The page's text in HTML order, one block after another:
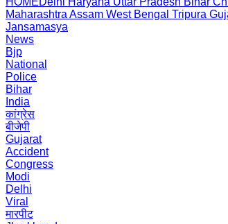
Maharashtra Assam West Bengal Tripura
Jansamasya
News
Bjp
National
Police
Bihar
India
कांग्रेस
बीजेपी
Gujarat
Accident
Congress
Modi
Delhi
Viral
मारपीट